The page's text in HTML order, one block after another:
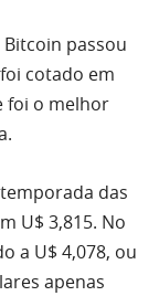
passou
cotado em
foi o melhor
das
U$ 3,815. No
a U$ 4,078, ou
apenas